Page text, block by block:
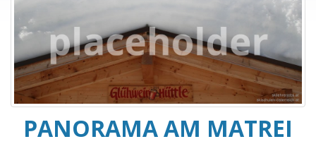
PANORAMA AM MATREI